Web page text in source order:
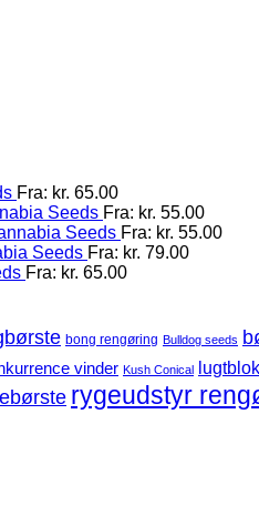
Fra: kr. 65.00
Seeds Fra: kr. 55.00
Seeds Fra: kr. 55.00
Seeds Fra: kr. 79.00
Fra: kr. 65.00
bong rengøring Bulldog seeds
vinder Kush Conical lugtblok
rygeudstyr